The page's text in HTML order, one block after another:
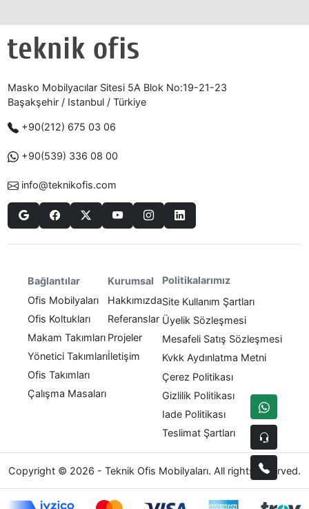
Masko Mobilyacılar Sitesi 5A Blok No:19-21-23
Başakşehir / Istanbul / Türkiye
+90(212) 675 03 06
+90(539) 336 08 00
info@teknikofis.com
Bağlantılar
Ofis Mobilyaları
Ofis Koltukları
Makam Takımları
Yönetici Takımları
Ofis Takımları
Çalışma Masaları
Kurumsal
Hakkımızda
Referanslar
Projeler
İletişim
Politikalarımız
Site Kullanım Şartları
Üyelik Sözleşmesi
Mesafeli Satış Sözleşmesi
Kvkk Aydınlatma Metni
Çerez Politikası
Gizlilik Politikası
Iade Politikası
Teslimat Şartları
Copyright © 2026 - Teknik Ofis Mobilyaları. All rights reserved.